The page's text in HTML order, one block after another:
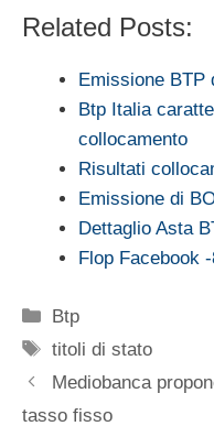
Related Posts:
Emissione BTP
Btp Italia
collocamento
Risultati
Emissione di
Dettaglio Asta
Flop Facebook
Categorie
Btp
Tag
titoli di stato
Mediobanca
tasso fisso